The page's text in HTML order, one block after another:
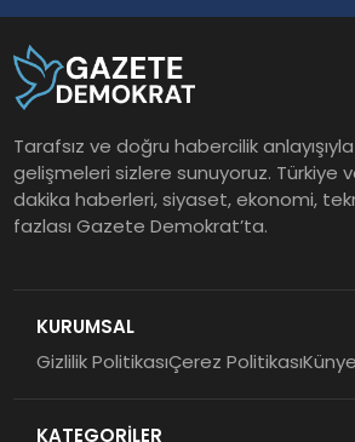
Tarafsız ve doğru habercilik
gelişmeleri sizlere sunuyoruz. Türkiye
dakika haberleri, siyaset, ekonomi,
fazlası Gazete Demokrat’ta.
KURUMSAL
Gizlilik PolitikasıÇerez PolitikasıKünye
KATEGORİLER